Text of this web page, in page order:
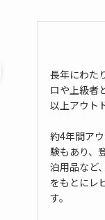
長年にわた
ロや上級者
以上アウト
約4年間ア
験もあり、
泊用品など
をもとにレ
す。